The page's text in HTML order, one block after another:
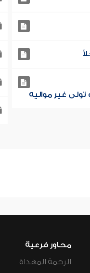
محاور فرعية
الرحمة المهداة